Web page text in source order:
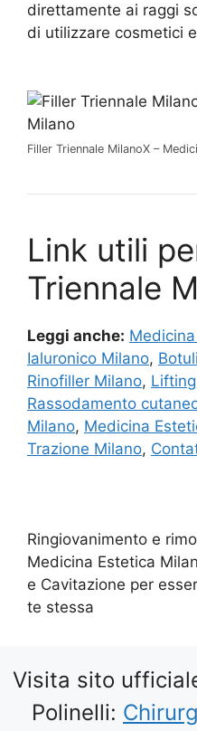
direttamente ai raggi
di utilizzare cosmetici
Filler Triennale MilanoX –
Link utili
Triennale
Leggi anche:
Ialuronico Milano,
Rinofiller Milano,
Rassodamento
Milano, Medicina
Trazione Milano,
Ringiovanimento e
Medicina Estetica
e Cavitazione per
te stessa
Visita sito
Polinelli: